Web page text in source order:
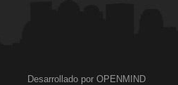
Desarrollado por OPENMIND